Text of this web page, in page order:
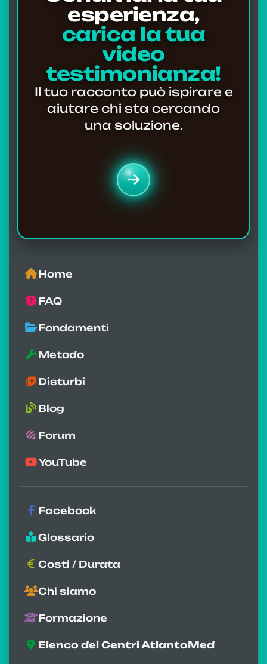
esperienza,
carica la tua
video
testimonianza!
Il tuo racconto può ispirare e
aiutare chi sta cercando
una soluzione.
Home
FAQ
Fondamenti
Metodo
Disturbi
Blog
Forum
YouTube
Facebook
Glossario
Costi / Durata
Chi siamo
Formazione
Elenco dei Centri AtlantoMed